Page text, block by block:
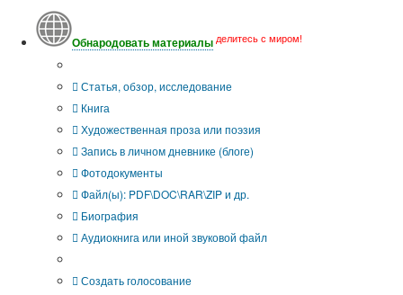
Обнародовать материалы делитесь с миром!
Статья, обзор, исследование
Книга
Художественная проза или поэзия
Запись в личном дневнике (блоге)
Фотодокументы
Файл(ы): PDF\DOC\RAR\ZIP и др.
Биография
Аудиокнига или иной звуковой файл
Создать голосование